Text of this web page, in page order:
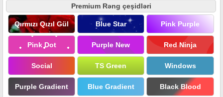
Premium Rəng çeşidləri
Qırmızı Qızıl Gül Blue Star Pink Purple
Pink Dot Purple New Red Ninja
Social TS Green Windows
Purple Gradient Blue Gradient Black Blood